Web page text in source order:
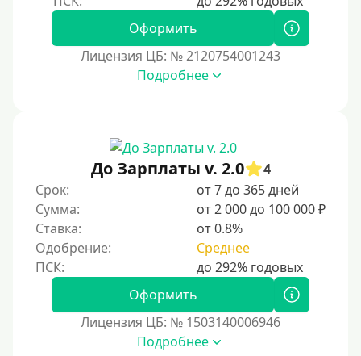
Оформить
Лицензия ЦБ: № 2120754001243
Подробнее
До Зарплаты v. 2.0
4
Срок:
от 7 до 365 дней
Сумма:
от 2 000 до 100 000 ₽
Ставка:
от 0.8%
Одобрение:
Среднее
Оформить
Лицензия ЦБ: № 1503140006946
Подробнее